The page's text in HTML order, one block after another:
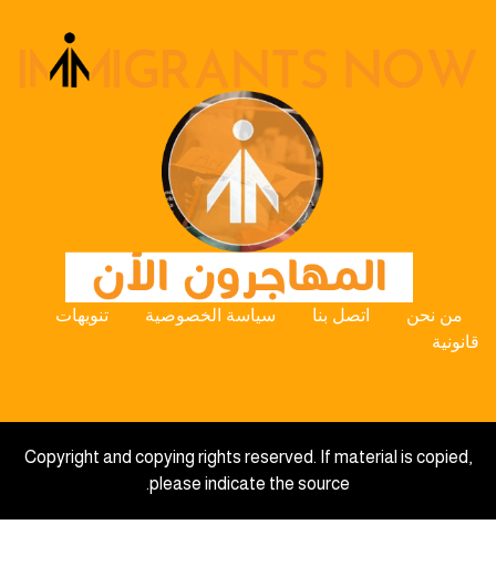
من نحن اتصل بنا سياسة الخصوصية
تنويهات
قانونية
Copyright and copying rights reserved. If material is copied,
please indicate the source.